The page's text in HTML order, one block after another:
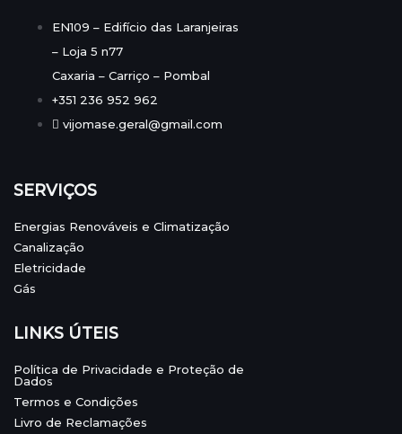
EN109 – Edifício das Laranjeiras
– Loja 5 n77
Caxaria – Carriço – Pombal
+351 236 952 962
vijomase.geral@gmail.com
SERVIÇOS
Energias Renováveis e Climatização
Canalização
Eletricidade
Gás
LINKS ÚTEIS
Política de Privacidade e Proteção de
Dados
Termos e Condições
Livro de Reclamações